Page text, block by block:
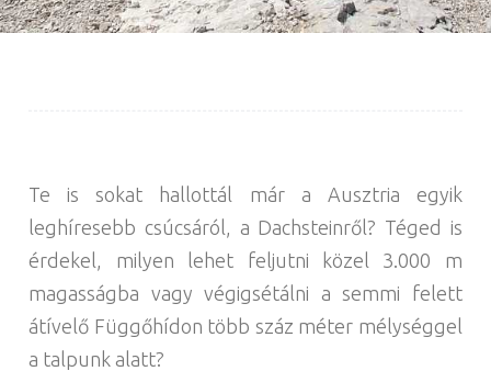
Te is sokat hallottál már a Ausztria egyik
leghíresebb csúcsáról, a Dachsteinről? Téged is
érdekel, milyen lehet feljutni közel 3.000 m
magasságba vagy végigsétálni a semmi felett
átívelő Függőhídon több száz méter mélységgel
a talpunk alatt?